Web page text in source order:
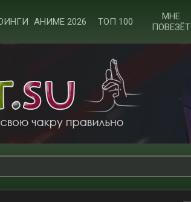
АНИМЕ 2026 ТОП 100
МНЕ
ПОВЕЗЁТ